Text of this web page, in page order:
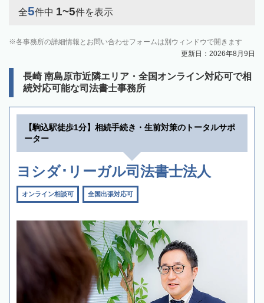
全5件中 1~5件を表示
各事務所の詳細情報とお問い合わせフォームは別ウィンドウで開きます
更新日：2026年8月9日
長崎 南島原市近隣エリア・全国オンライン対応可で相
続対応可能な司法書士事務所
【駒込駅徒歩1分】相続手続き・生前対策のトータルサポ
ーター
ヨシダ･リーガル司法書士法人
オンライン相談可 全国出張対応可